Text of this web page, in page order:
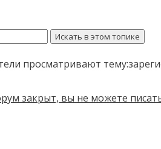
просматривают